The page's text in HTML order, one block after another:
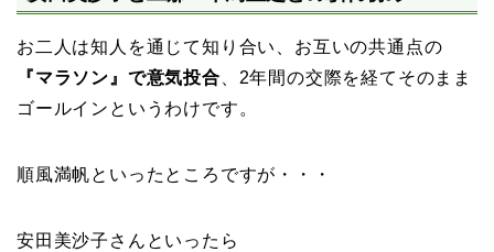
お二人は知人を通じて知り合い、お互いの共通点の
『マラソン』で意気投合 、2年間の交際を経てそのまま
ゴールインというわけです。
順風満帆といったところですが・・・
安田美沙子さんといったら